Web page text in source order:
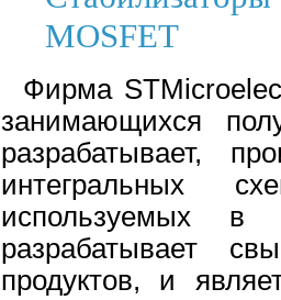
MOSFET
Фирма
занимающихся
разрабатывает,
интегральных
используемых в
разрабатывает
продуктов, и